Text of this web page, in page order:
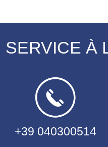
SERVICE À
+39 040300514